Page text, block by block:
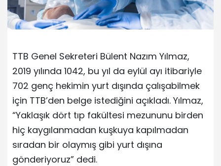
TTB Genel Sekreteri Bülent Nazım Yılmaz,
2019 yılında 1042, bu yıl da eylül ayı itibariyle
702 genç hekimin yurt dışında çalışabilmek
için TTB’den belge istediğini açıkladı. Yılmaz,
“Yaklaşık dört tıp fakültesi mezununu birden
hiç kaygılanmadan kuşkuya kapılmadan
sıradan bir olaymış gibi yurt dışına
gönderiyoruz” dedi.